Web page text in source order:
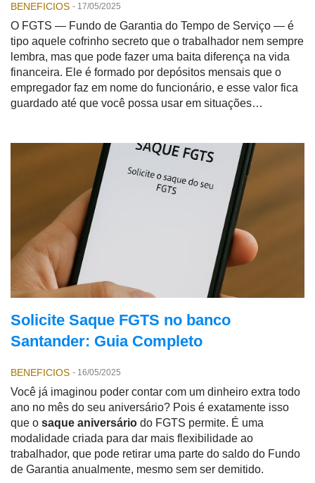
BENEFICIOS - 17/05/2025
O FGTS — Fundo de Garantia do Tempo de Serviço — é
tipo aquele cofrinho secreto que o trabalhador nem sempre
lembra, mas que pode fazer uma baita diferença na vida
financeira. Ele é formado por depósitos mensais que o
empregador faz em nome do funcionário, e esse valor fica
guardado até que você possa usar em situações
Solicite Saque FGTS no banco
Santander: Guia Completo
BENEFICIOS - 16/05/2025
Você já imaginou poder contar com um dinheiro extra todo
ano no mês do seu aniversário? Pois é exatamente isso
que o saque aniversário do FGTS permite. É uma
modalidade criada para dar mais flexibilidade ao
trabalhador, que pode retirar uma parte do saldo do Fundo
de Garantia anualmente, mesmo sem ser demitido.